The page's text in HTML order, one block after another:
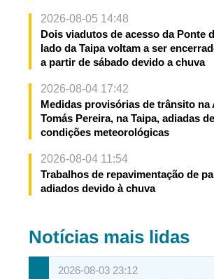
2026-08-05 14:48
Dois viadutos de acesso da Ponte
lado da Taipa voltam a ser
a partir de sábado devido a chuva
2026-08-04 17:42
Medidas provisórias de trânsito na
Tomás Pereira, na Taipa, adiadas
condições meteorológicas
2026-08-04 11:54
Trabalhos de repavimentação de
adiados devido à chuva
Notícias mais lidas
2026-08-03 23:12